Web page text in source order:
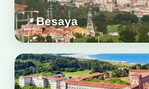
Besaya